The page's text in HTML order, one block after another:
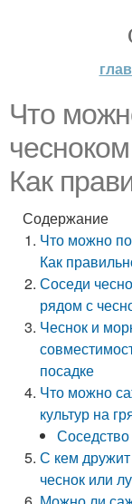
Что
Как
Содержание
Что можно
Как
Соседи
рядом с
Чеснок и
посадке
Что можно
культур на
С кем
чеснок или